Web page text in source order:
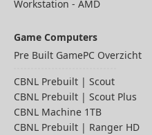
Workstation - AMD
Game Computers
Pre Built GamePC Overzicht
CBNL Prebuilt | Scout
CBNL Prebuilt | Scout Plus
CBNL Machine 1TB
CBNL Prebuilt | Ranger HD